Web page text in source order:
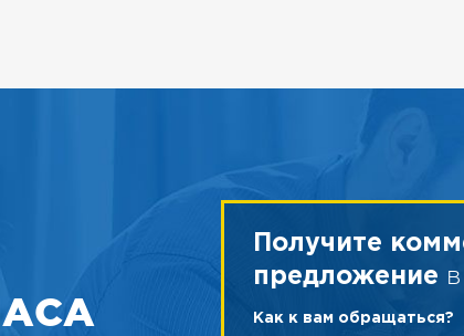
Получите
предложение
Как к вам обращаться?